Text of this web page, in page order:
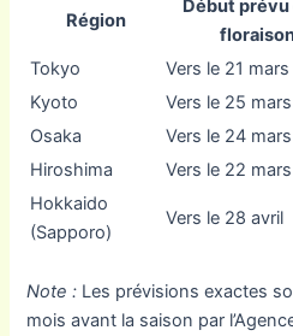
Région
Début prévu
Tokyo
Vers le 21 mars
Kyoto
Vers le 25 mars
Osaka
Vers le 24 mars
Hiroshima
Vers le 22 mars
Hokkaido
(Sapporo)
Vers le 28 avril
Note : Les prévisions exactes
mois avant la saison par